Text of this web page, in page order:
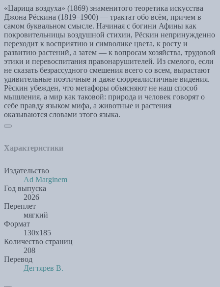
«Царица воздуха» (1869) знаменитого теоретика искусства
Джона Рёскина (1819–1900) — трактат обо всём, причем в
самом буквальном смысле. Начиная с богини Афины как
покровительницы воздушной стихии, Рёскин непринужденно
переходит к восприятию и символике цвета, к росту и
развитию растений, а затем — к вопросам хозяйства, трудовой
этики и перевоспитания правонарушителей. Из смелого, если
не сказать безрассудного смешения всего со всем, вырастают
удивительные поэтичные и даже сюрреалистичные видения.
Рёскин убежден, что метафоры объясняют не наш способ
мышления, а мир как таковой: природа и человек говорят о
себе правду языком мифа, а животные и растения
оказываются словами этого языка.
Характеристики
Издательство
Ad Marginem
Год выпуска
2026
Переплет
мягкий
Формат
130х185
Количество страниц
208
Перевод
Дегтярев В.